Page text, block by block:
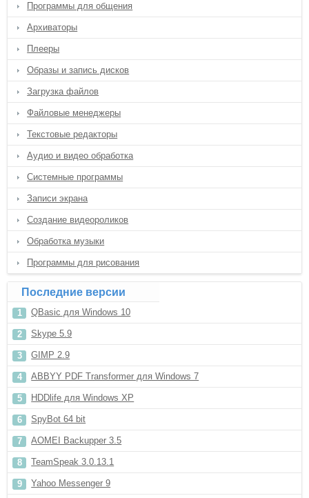
Программы для общения
Архиваторы
Плееры
Образы и запись дисков
Загрузка файлов
Файловые менеджеры
Текстовые редакторы
Аудио и видео обработка
Системные программы
Записи экрана
Создание видеороликов
Обработка музыки
Программы для рисования
Последние версии
QBasic для Windows 10
Skype 5.9
GIMP 2.9
ABBYY PDF Transformer для Windows 7
HDDlife для Windows XP
SpyBot 64 bit
AOMEI Backupper 3.5
TeamSpeak 3.0.13.1
Yahoo Messenger 9